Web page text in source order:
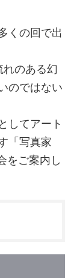
くの回で出
のある幻
のではない
してアート
「写真家
をご案内し